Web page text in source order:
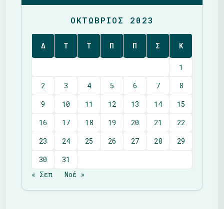
ΟΚΤΏΒΡΙΟΣ 2023
Δ Τ Τ Π Π Σ Κ
1
2
3 4 5 6 7
8
9
10 11 12 13 14
15
16
17 18 19 20 21
22
23
24 25 26 27 28
29
30
31
« Σεπ
Νοέ »